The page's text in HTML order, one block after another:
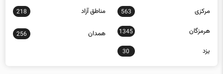
مرکزی 563 مناطق آزاد 218
هرمزگان 1345 همدان 256
یزد 30